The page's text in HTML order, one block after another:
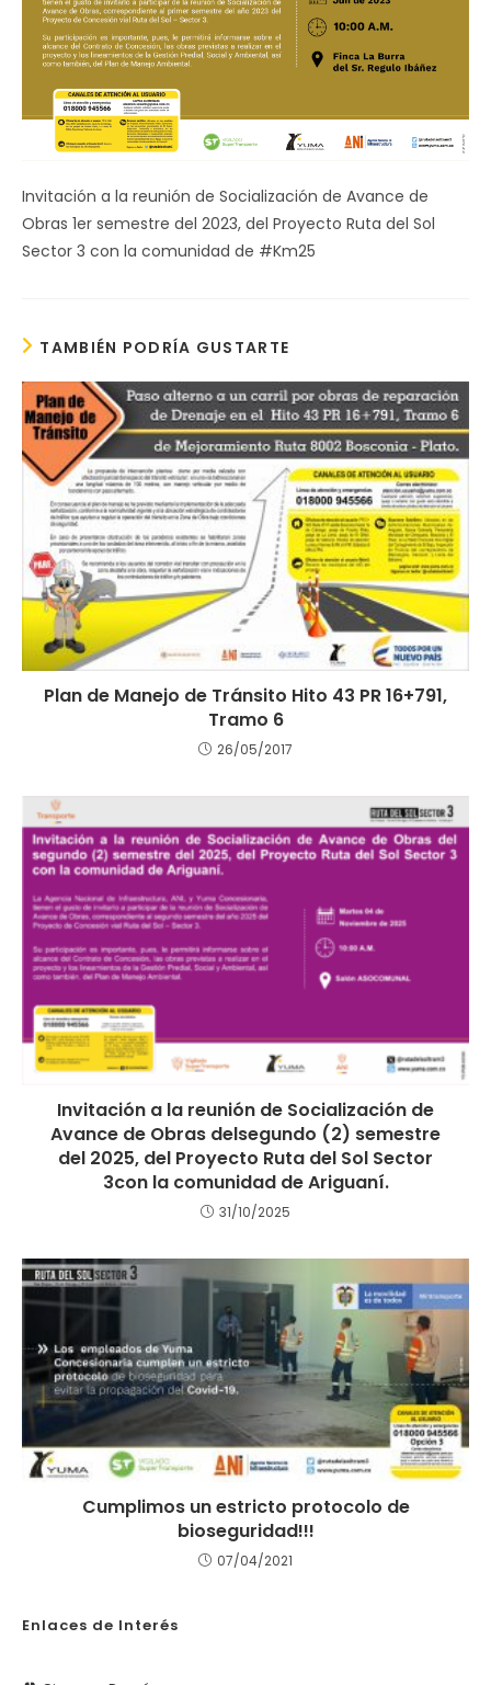
Invitación a la reunión de Socialización de Avance de
Obras 1er semestre del 2023, del Proyecto Ruta del Sol
Sector 3 con la comunidad de #Km25
TAMBIÉN PODRÍA GUSTARTE
Plan de Manejo de Tránsito Hito 43 PR 16+791,
Tramo 6
26/05/2017
Invitación a la reunión de Socialización de
Avance de Obras delsegundo (2) semestre
del 2025, del Proyecto Ruta del Sol Sector
3con la comunidad de Ariguaní.
31/10/2025
Cumplimos un estricto protocolo de
bioseguridad!!!
07/04/2021
Enlaces de Interés